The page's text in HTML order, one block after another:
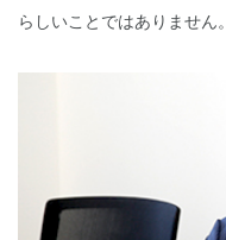
らしいことではありません。